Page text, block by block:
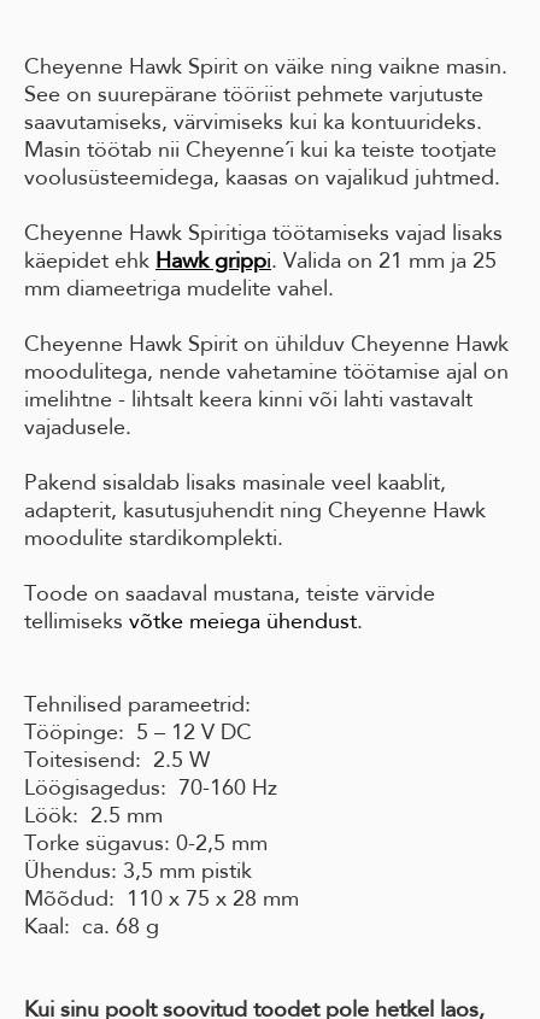
Cheyenne Hawk Spirit on väike ning vaikne masin.
See on suurepärane tööriist pehmete varjutuste
saavutamiseks, värvimiseks kui ka kontuurideks.
Masin töötab nii Cheyenne´i kui ka teiste tootjate
voolusüsteemidega, kaasas on vajalikud juhtmed.
Cheyenne Hawk Spiritiga töötamiseks vajad lisaks
käepidet ehk Hawk grippi. Valida on 21 mm ja 25
mm diameetriga mudelite vahel.
Cheyenne Hawk Spirit on ühilduv Cheyenne Hawk
moodulitega, nende vahetamine töötamise ajal on
imelihtne - lihtsalt keera kinni või lahti vastavalt
vajadusele.
Pakend sisaldab lisaks masinale veel kaablit,
adapterit, kasutusjuhendit ning Cheyenne Hawk
moodulite stardikomplekti.
Toode on saadaval mustana, teiste värvide
tellimiseks võtke meiega ühendust.
Tehnilised parameetrid:
Tööpinge: 5 – 12 V DC
Toitesisend: 2.5 W
Löögisagedus: 70-160 Hz
Löök: 2.5 mm
Torke sügavus: 0-2,5 mm
Ühendus: 3,5 mm pistik
Mõõdud: 110 x 75 x 28 mm
Kaal: ca. 68 g
Kui sinu poolt soovitud toodet pole hetkel laos,